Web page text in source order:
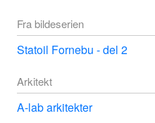
Fra bildeserien
Statoil Fornebu - del 2
Arkitekt
A-lab arkitekter